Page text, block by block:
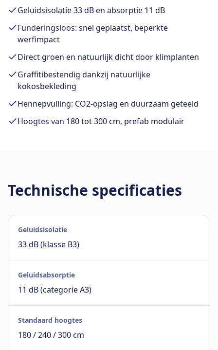
Geluidsisolatie 33 dB en absorptie 11 dB
Funderingsloos: snel geplaatst, beperkte
werfimpact
Direct groen en natuurlijk dicht door klimplanten
Graffitibestendig dankzij natuurlijke
kokosbekleding
Hennepvulling: CO2-opslag en duurzaam geteeld
Hoogtes van 180 tot 300 cm, prefab modulair
Technische specificaties
Geluidsisolatie
33 dB (klasse B3)
Geluidsabsorptie
11 dB (categorie A3)
Standaard hoogtes
180 / 240 / 300 cm